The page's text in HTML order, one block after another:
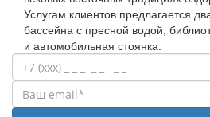
Услугам клиентов предлагается
бассейна с пресной водой,
и автомобильная стоянка.